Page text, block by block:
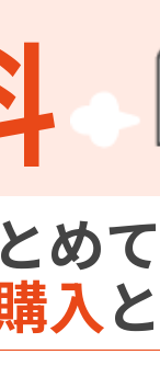
め
入